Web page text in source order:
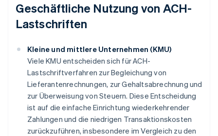
Geschäftliche Nutzung von ACH-
Lastschriften
Kleine und mittlere Unternehmen (KMU)
Viele KMU entscheiden sich für ACH-
Lastschriftverfahren zur Begleichung von
Lieferantenrechnungen, zur Gehaltsabrechnung und
zur Überweisung von Steuern. Diese Entscheidung
ist auf die einfache Einrichtung wiederkehrender
Zahlungen und die niedrigen Transaktionskosten
zurückzuführen, insbesondere im Vergleich zu den